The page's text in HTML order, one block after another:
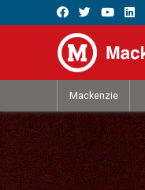
Mackenzie